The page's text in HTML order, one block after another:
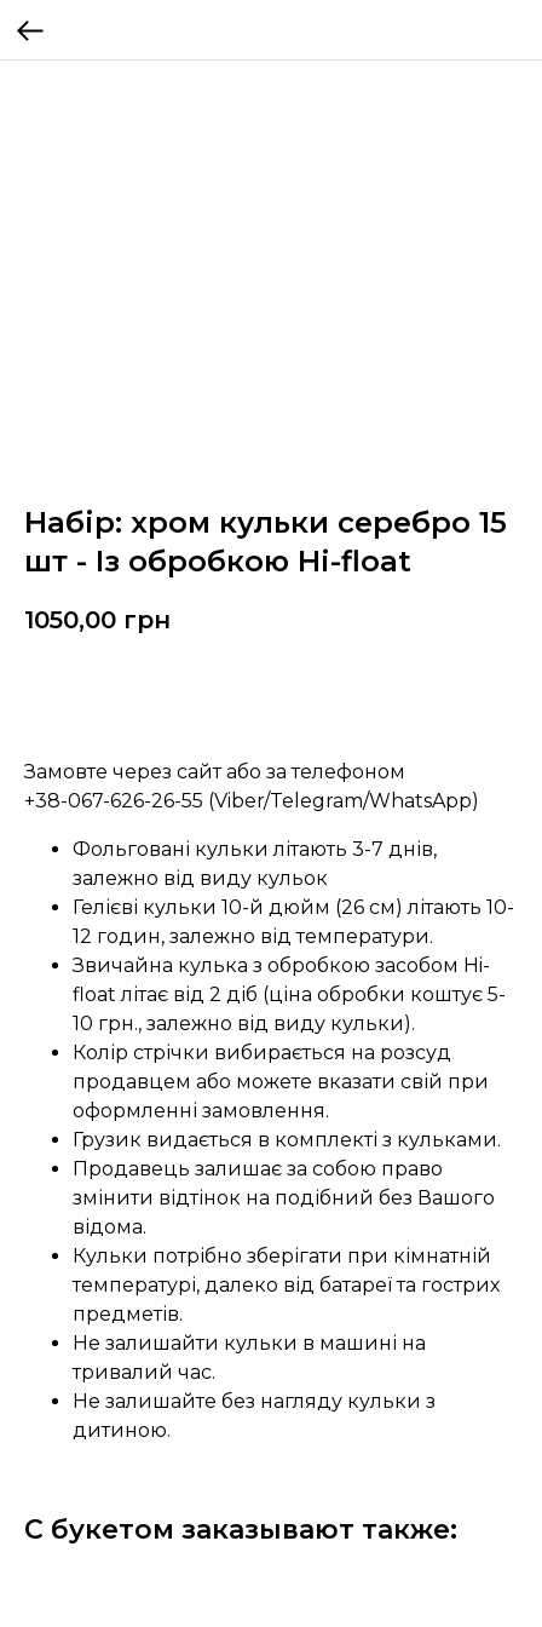
Набір: хром кульки серебро 15
шт - Із обробкою Hi-float
1050,00 грн
Замовте через сайт або за телефоном
+38-067-626-26-55 (Viber/Telegram/WhatsApp)
Фольговані кульки літають 3-7 днів,
залежно від виду кульок
Гелієві кульки 10-й дюйм (26 см) літають 10-
12 годин, залежно від температури.
Звичайна кулька з обробкою засобом Hi-
float літає від 2 діб (ціна обробки коштує 5-
10 грн., залежно від виду кульки).
Колір стрічки вибирається на розсуд
продавцем або можете вказати свій при
оформленні замовлення.
Грузик видається в комплекті з кульками.
Продавець залишає за собою право
змінити відтінок на подібний без Вашого
відома.
Кульки потрібно зберігати при кімнатній
температурі, далеко від батареї та гострих
предметів.
Не залишайти кульки в машині на
тривалий час.
Не залишайте без нагляду кульки з
дитиною.
С букетом заказывают также: